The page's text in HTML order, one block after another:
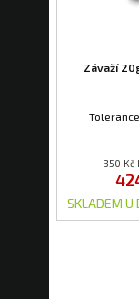
Závaží
350 Kč
SKLADEM U